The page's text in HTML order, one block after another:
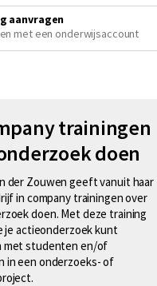
aanvragen
met een onderwijsaccount
trainingen
doen
der Zouwen geeft vanuit haar
in company trainingen over
doen. Met deze training
je actieonderzoek kunt
met studenten en/of
in een onderzoeks- of